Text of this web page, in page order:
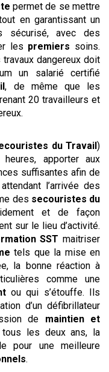
permet de se mettre
en garantissant un
sécurisé, avec des
les premiers soins.
dangereux doit
un salarié certifié
, de même que les
20 travailleurs et
du Travail )
apporter aux
suffisantes afin de
l’arrivée des
des secouristes du
et de façon
sur le lieu d’activité.
SST maitriser
tels que la mise en
la bonne réaction à
comme une
ou qui s’étouffe. Ils
d’un défibrillateur
de maintien et
tous les deux ans, la
pour une meilleure
.